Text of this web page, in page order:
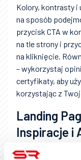
Kolory, kontrasty i
na sposób
przycisk CTA w
na tle strony i
na kliknięcie.
– wykorzystaj
certyfikaty, aby
korzystając z
Landing
Inspiracje i
Najlepsze landing